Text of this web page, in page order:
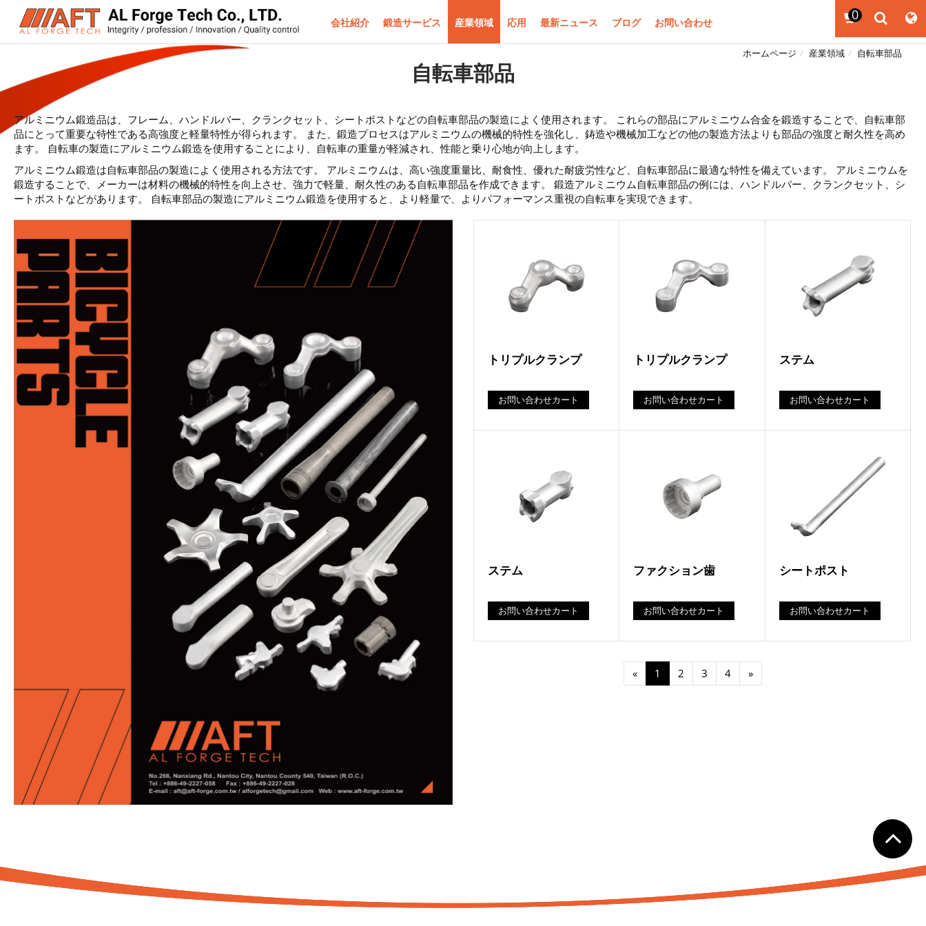
0
会社紹介 鍛造サービス 産業領域 応用 最新ニュース ブログ お問い合わせ
ホームページ 産業領域 自転車部品
自転車部品
アルミニウム鍛造品は、フレーム、ハンドルバー、クランクセット、シートポストなどの自転車部品の製造によく使用されます。 これらの部品にアルミニウム合金を鍛造することで、自転車部
品にとって重要な特性である高強度と軽量特性が得られます。 また、鍛造プロセスはアルミニウムの機械的特性を強化し、鋳造や機械加工などの他の製造方法よりも部品の強度と耐久性を高め
ます。 自転車の製造にアルミニウム鍛造を使用することにより、自転車の重量が軽減され、性能と乗り心地が向上します。
アルミニウム鍛造は自転車部品の製造によく使用される方法です。 アルミニウムは、高い強度重量比、耐食性、優れた耐疲労性など、自転車部品に最適な特性を備えています。 アルミニウムを
鍛造することで、メーカーは材料の機械的特性を向上させ、強力で軽量、耐久性のある自転車部品を作成できます。 鍛造アルミニウム自転車部品の例には、ハンドルバー、クランクセット、シ
ートポストなどがあります。 自転車部品の製造にアルミニウム鍛造を使用すると、より軽量で、よりパフォーマンス重視の自転車を実現できます。
トリプルクランプ
お問い合わせカート
トリプルクランプ
お問い合わせカート
ステム
お問い合わせカート
ステム
お問い合わせカート
ファクション歯
お問い合わせカート
シートポスト
お問い合わせカート
« 1 2 3 4 »